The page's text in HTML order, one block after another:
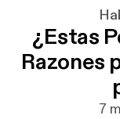
¿Estas
Razones
7